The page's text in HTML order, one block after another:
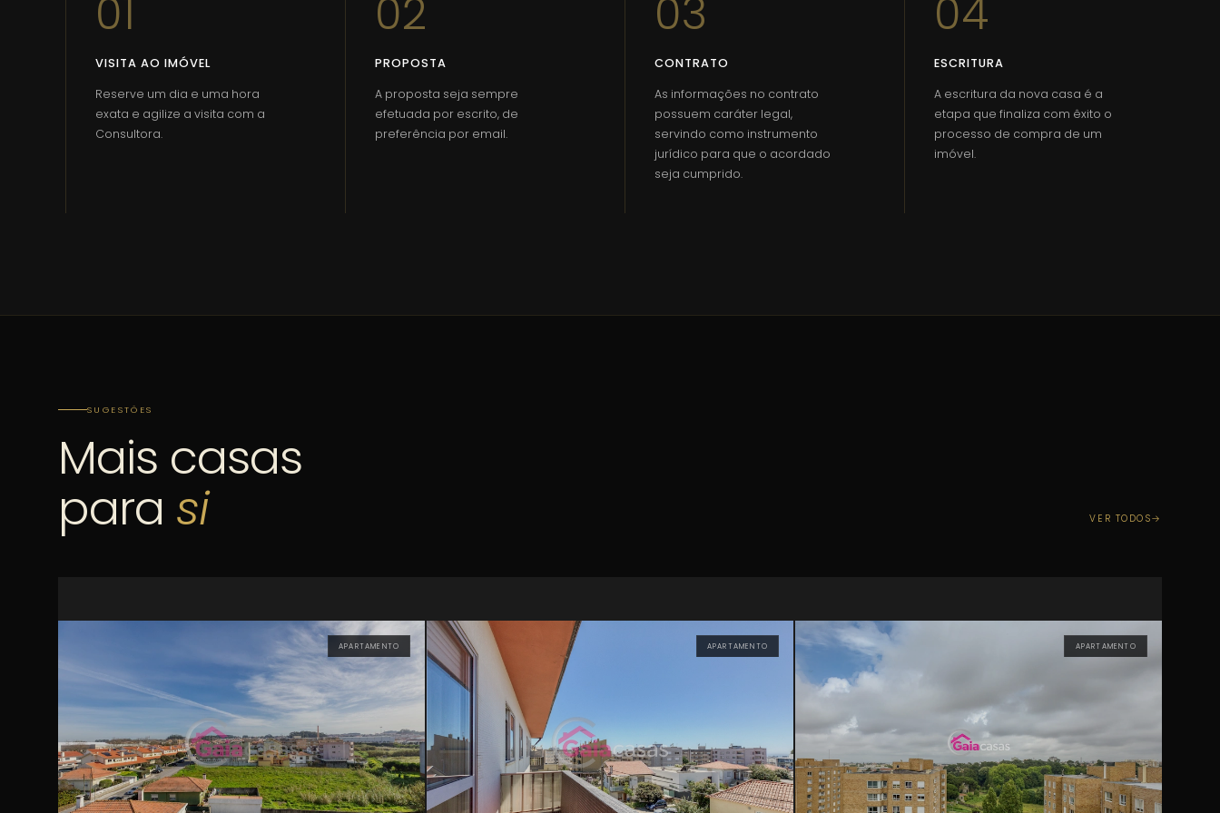
01
VISITA AO IMÓVEL
Reserve um dia e uma hora
exata e agilize a visita com a
Consultora.
02
PROPOSTA
A proposta seja sempre
efetuada por escrito, de
preferência por email.
03
CONTRATO
As informações no contrato
possuem caráter legal,
servindo como instrumento
jurídico para que o acordado
seja cumprido.
04
ESCRITURA
A escritura da nova casa é a
etapa que finaliza com êxito o
processo de compra de um
imóvel.
SUGESTÕES
Mais casas
para si VER TODOS
APARTAMENTO APARTAMENTO APARTAMENTO